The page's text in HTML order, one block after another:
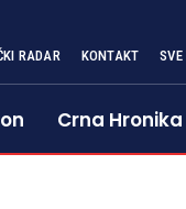
RADAR KONTAKT
Crna Hronika